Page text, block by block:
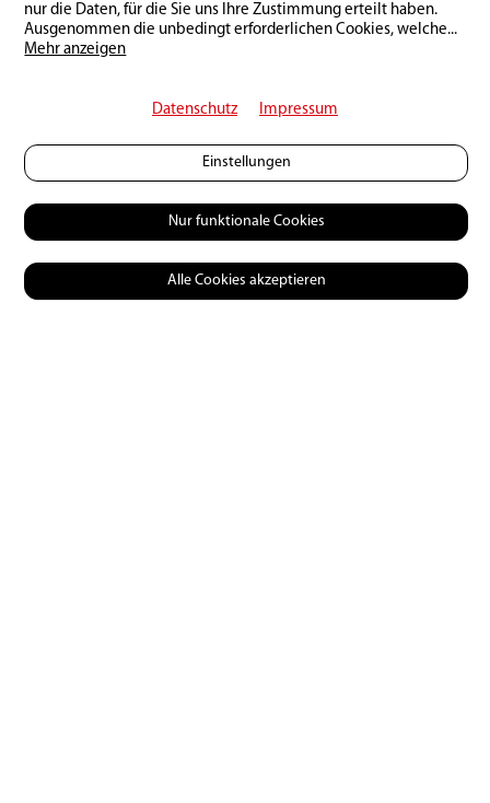
Zurück zur Übersicht
nur die Daten, für die Sie uns Ihre Zustimmung erteilt haben.
Ausgenommen die unbedingt erforderlichen Cookies, welche...
Mehr anzeigen
Datenschutz Impressum
Einstellungen
Nur funktionale Cookies
Alle Cookies akzeptieren